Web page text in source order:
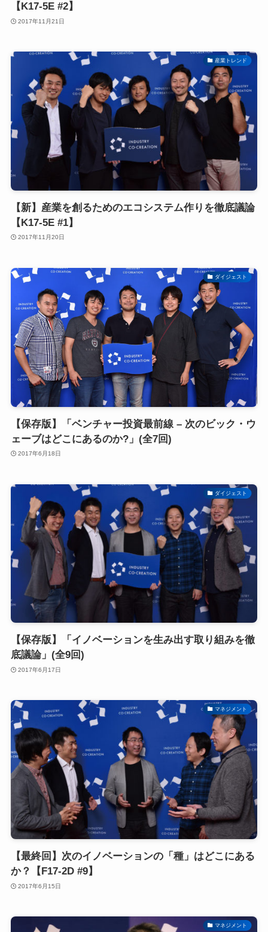
【K17-5E #2】
2017年11月21日
産業トレンド
【新】産業を創るためのエコシステム作りを徹底議論
【K17-5E #1】
2017年11月20日
ダイジェスト
【保存版】「ベンチャー投資最前線 – 次のビック・ウ
ェーブはどこにあるのか?」(全7回)
2017年6月18日
ダイジェスト
【保存版】「イノベーションを生み出す取り組みを徹
底議論」(全9回)
2017年6月17日
マネジメント
【最終回】次のイノベーションの「種」はどこにある
か？【F17-2D #9】
2017年6月15日
マネジメント